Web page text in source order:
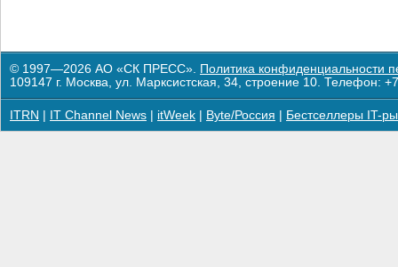
© 1997—2026 АО «СК ПРЕСС». Политика конфиденциальности
109147 г. Москва, ул. Марксистская, 34, строение 10. Телефон:
ITRN IT Channel News itWeek Byte/Россия Бестселлеры IT-